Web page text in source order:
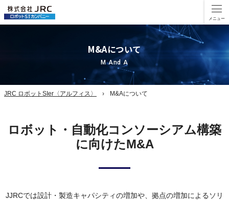
M&Aについて
M And A
JRC ロボットSIer〈アルフィス〉 M&Aについて
ロボット・自動化コンソーシアム構築
に向けたM&A
JJRCでは設計・製造キャパシティの増加や、拠点の増加によるソリ